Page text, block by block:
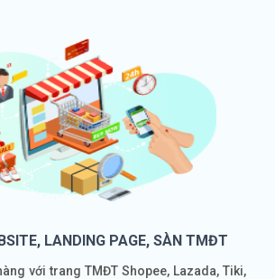
LANDING PAGE, SÀN TMĐT
với trang TMĐT Shopee, Lazada, Tiki,